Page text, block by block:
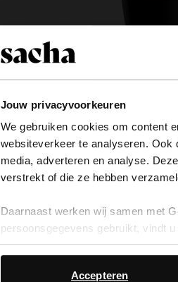
Jouw privacyvoorkeuren
We gebruiken cookies om content
websiteverkeer te analyseren.
media, adverteren en analyse.
verstrekt of die ze hebben
Daarnaast werken wij samen met
persoonsgegevens gebruikt, vindt u
Accepteren
179.99
It